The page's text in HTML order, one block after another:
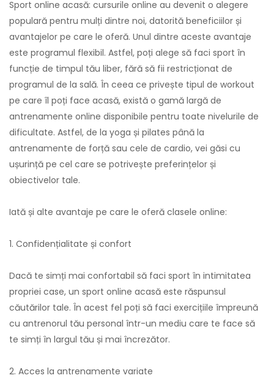
Sport online acasă: cursurile online au devenit o alegere
populară pentru mulți dintre noi, datorită beneficiilor și
avantajelor pe care le oferă. Unul dintre aceste avantaje
este programul flexibil. Astfel, poți alege să faci sport în
funcție de timpul tău liber, fără să fii restricționat de
programul de la sală. În ceea ce privește tipul de workout
pe care îl poți face acasă, există o gamă largă de
antrenamente online disponibile pentru toate nivelurile de
dificultate. Astfel, de la yoga și pilates până la
antrenamente de forță sau cele de cardio, vei găsi cu
ușurință pe cel care se potrivește preferințelor și
obiectivelor tale.
Iată și alte avantaje pe care le oferă clasele online:
1. Confidențialitate și confort
Dacă te simți mai confortabil să faci sport în intimitatea
propriei case, un sport online acasă este răspunsul
căutărilor tale. În acest fel poți să faci exercițiile împreună
cu antrenorul tău personal într-un mediu care te face să
te simți în largul tău și mai încrezător.
2. Acces la antrenamente variate